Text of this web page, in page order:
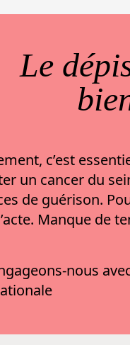
Le
c’est
un cancer du
de guérison.
Manque de
nous